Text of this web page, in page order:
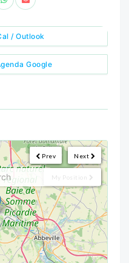
Google
/ Outlook
Next
Prev
My Position